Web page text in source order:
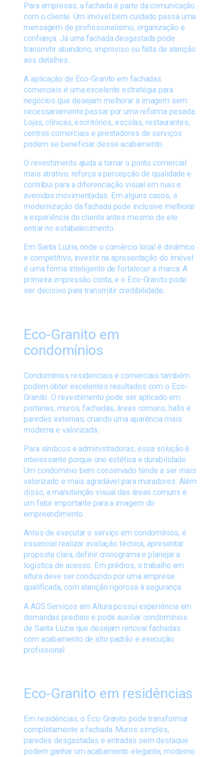
Para empresas, a fachada é parte da comunicação
com o cliente. Um imóvel bem cuidado passa uma
mensagem de profissionalismo, organização e
confiança. Já uma fachada desgastada pode
transmitir abandono, improviso ou falta de atenção
aos detalhes.
A aplicação de Eco-Granito em fachadas
comerciais é uma excelente estratégia para
negócios que desejam melhorar a imagem sem
necessariamente passar por uma reforma pesada.
Lojas, clínicas, escritórios, escolas, restaurantes,
centros comerciais e prestadores de serviços
podem se beneficiar desse acabamento.
O revestimento ajuda a tornar o ponto comercial
mais atrativo, reforça a percepção de qualidade e
contribui para a diferenciação visual em ruas e
avenidas movimentadas. Em alguns casos, a
modernização da fachada pode inclusive melhorar
a experiência do cliente antes mesmo de ele
entrar no estabelecimento.
Em Santa Luzia, onde o comércio local é dinâmico
e competitivo, investir na apresentação do imóvel
é uma forma inteligente de fortalecer a marca. A
primeira impressão conta, e o Eco-Granito pode
ser decisivo para transmitir credibilidade.
Eco-Granito em
condomínios
Condomínios residenciais e comerciais também
podem obter excelentes resultados com o Eco-
Granito. O revestimento pode ser aplicado em
portarias, muros, fachadas, áreas comuns, halls e
paredes externas, criando uma aparência mais
moderna e valorizada.
Para síndicos e administradoras, essa solução é
interessante porque une estética e durabilidade.
Um condomínio bem conservado tende a ser mais
valorizado e mais agradável para moradores. Além
disso, a manutenção visual das áreas comuns é
um fator importante para a imagem do
empreendimento.
Antes de executar o serviço em condomínios, é
essencial realizar avaliação técnica, apresentar
proposta clara, definir cronograma e planejar a
logística de acesso. Em prédios, o trabalho em
altura deve ser conduzido por uma empresa
qualificada, com atenção rigorosa à segurança.
A AGS Serviços em Altura possui experiência em
demandas prediais e pode auxiliar condomínios
de Santa Luzia que desejam renovar fachadas
com acabamento de alto padrão e execução
profissional.
Eco-Granito em residências
Em residências, o Eco-Granito pode transformar
completamente a fachada. Muros simples,
paredes desgastadas e entradas sem destaque
podem ganhar um acabamento elegante, moderno